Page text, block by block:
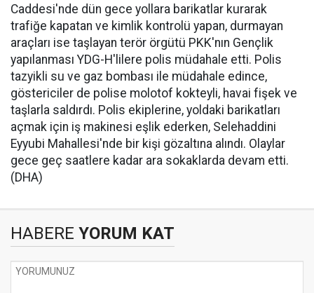
Caddesi'nde dün gece yollara barikatlar kurarak
trafiğe kapatan ve kimlik kontrolü yapan, durmayan
araçları ise taşlayan terör örgütü PKK'nın Gençlik
yapılanması YDG-H'lilere polis müdahale etti. Polis
tazyikli su ve gaz bombası ile müdahale edince,
göstericiler de polise molotof kokteyli, havai fişek ve
taşlarla saldırdı. Polis ekiplerine, yoldaki barikatları
açmak için iş makinesi eşlik ederken, Selehaddini
Eyyubi Mahallesi'nde bir kişi gözaltına alındı. Olaylar
gece geç saatlere kadar ara sokaklarda devam etti.
(DHA)
HABERE YORUM KAT